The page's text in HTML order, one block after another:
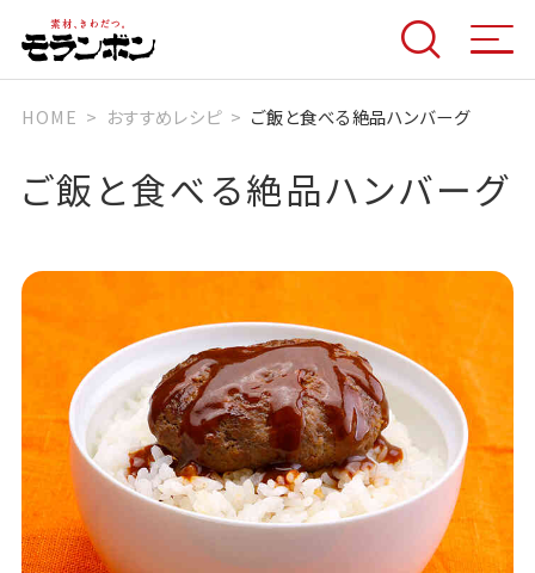
HOME おすすめレシピ ご飯と食べる絶品ハンバーグ
ご飯と食べる絶品ハンバーグ